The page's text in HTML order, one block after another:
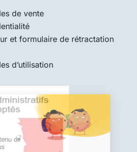
de vente
et formulaire de rétractation
d’utilisation